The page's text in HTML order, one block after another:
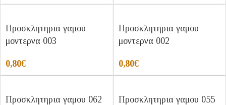
Προσκλητηρια γαμου
μοντερνα 003
0,80€
Προσκλητηρια γαμου
μοντερνα 002
0,80€
Προσκλητηρια γαμου 062 Προσκλητηρια γαμου 055